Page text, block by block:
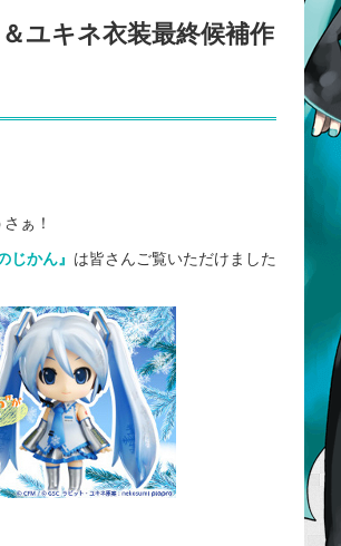
ユキネ衣装最終候補作
ぁ！
じかん』 は皆さんご覧いただけました